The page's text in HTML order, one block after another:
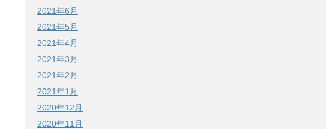
2021年6月
2021年5月
2021年4月
2021年3月
2021年2月
2021年1月
2020年12月
2020年11月